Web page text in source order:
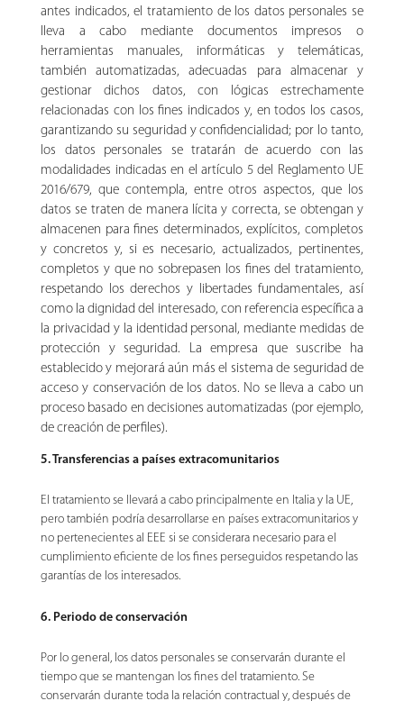
antes indicados, el tratamiento de los datos personales se
lleva a cabo mediante documentos impresos o
herramientas manuales, informáticas y telemáticas,
también automatizadas, adecuadas para almacenar y
gestionar dichos datos, con lógicas estrechamente
relacionadas con los fines indicados y, en todos los casos,
garantizando su seguridad y confidencialidad; por lo tanto,
los datos personales se tratarán de acuerdo con las
modalidades indicadas en el artículo 5 del Reglamento UE
2016/679, que contempla, entre otros aspectos, que los
datos se traten de manera lícita y correcta, se obtengan y
almacenen para fines determinados, explícitos, completos
y concretos y, si es necesario, actualizados, pertinentes,
completos y que no sobrepasen los fines del tratamiento,
respetando los derechos y libertades fundamentales, así
como la dignidad del interesado, con referencia específica a
la privacidad y la identidad personal, mediante medidas de
protección y seguridad. La empresa que suscribe ha
establecido y mejorará aún más el sistema de seguridad de
acceso y conservación de los datos. No se lleva a cabo un
proceso basado en decisiones automatizadas (por ejemplo,
de creación de perfiles).
5. Transferencias a países extracomunitarios
El tratamiento se llevará a cabo principalmente en Italia y la UE,
pero también podría desarrollarse en países extracomunitarios y
no pertenecientes al EEE si se considerara necesario para el
cumplimiento eficiente de los fines perseguidos respetando las
garantías de los interesados.
6. Periodo de conservación
Por lo general, los datos personales se conservarán durante el
tiempo que se mantengan los fines del tratamiento. Se
conservarán durante toda la relación contractual y, después de